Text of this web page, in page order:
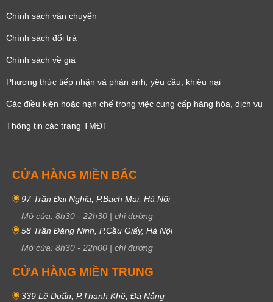
Chính sách vận chuyển
Chính sách đổi trả
Chính sách về giá
Phương thức tiếp nhận và phản ánh, yêu cầu, khiêu nại
Các điều kiện hoặc hạn chế trong việc cung cấp hàng hóa, dịch vụ
Thông tin các trang TMĐT
CỬA HÀNG MIỀN BẮC
97 Trần Đại Nghĩa, P.Bạch Mai, Hà Nội
Mở cửa: 8h30 - 22h30 | chỉ đường
58 Trần Đăng Ninh, P.Cầu Giấy, Hà Nội
Mở cửa: 8h30 - 22h00 | chỉ đường
CỬA HÀNG MIỀN TRUNG
339 Lê Duẩn, P.Thanh Khê, Đà Nẵng